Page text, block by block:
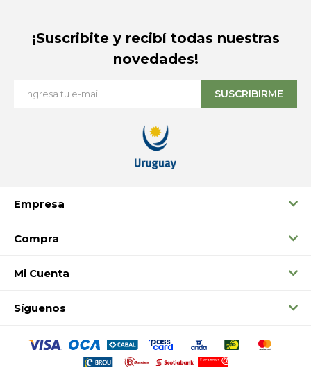
Empresa
Compra
Mi Cuenta
Síguenos
¡Suscribite y recibí todas nuestras
novedades!
SUSCRIBIRME